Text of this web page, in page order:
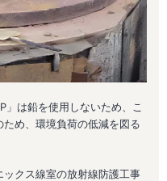
」は鉛を使用しないため、こ
め、環境負荷の低減を図る
クス線室の放射線防護工事